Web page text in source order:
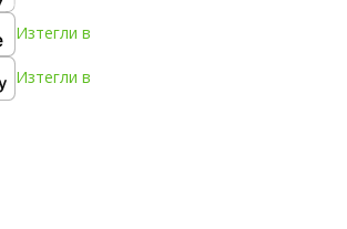
Изтегли в
Изтегли в